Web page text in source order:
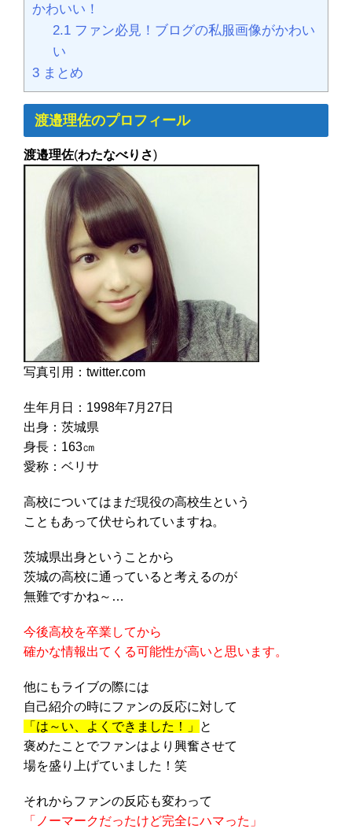
かわいい！
2.1ファン必見！ブログの私服画像がかわい
い
3 まとめ
渡邉理佐のプロフィール
渡邉理佐(わたなべりさ)
写真引用：twitter.com
生年月日：1998年7月27日
出身：茨城県
身長：163㎝
愛称：ベリサ
高校についてはまだ現役の高校生という
こともあって伏せられていますね。
茨城県出身ということから
茨城の高校に通っていると考えるのが
無難ですかね～…
今後高校を卒業してから
確かな情報出てくる可能性が高いと思います。
他にもライブの際には
自己紹介の時にファンの反応に対して
「は～い、よくできました！」
と
褒めたことでファンはより興奮させて
場を盛り上げていました！笑
それからファンの反応も変わって
「ノーマークだったけど完全にハマった」